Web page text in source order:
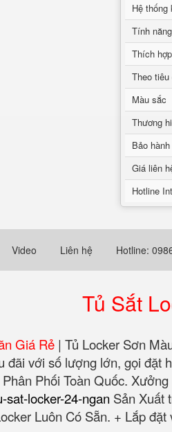
Hệ thống
Tính năng
Thích
Theo
Màu sắc
Thương
Bảo hành
Giá liên
Hotline
Video Liên hệ Hotline:
Tủ Sắt
Giá Rẻ | Tủ Locker Sơn
đãi với số lượng lớn, gọi
Phối Toàn Quốc.
sat-locker-24-ngan Sản
Luôn Có Sẵn. + Lắp